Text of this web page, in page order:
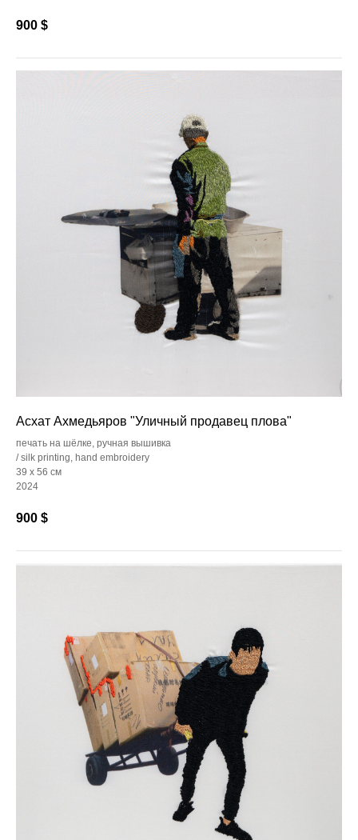
900 $
Асхат Ахмедьяров "Уличный продавец плова"
печать на шёлке, ручная вышивка
/ silk printing, hand embroidery
39 x 56 см
2024
900 $